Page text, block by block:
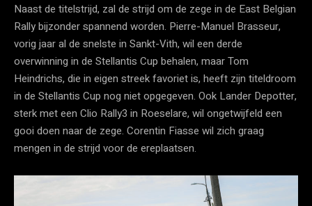
Naast de titelstrijd, zal de strijd om de zege in de East Belgian
Rally bijzonder spannend worden. Pierre-Manuel Brasseur,
vorig jaar al de snelste in Sankt-Vith, wil een derde
overwinning in de Stellantis Cup behalen, maar Tom
Heindrichs, die in eigen streek favoriet is, heeft zijn titeldroom
in de Stellantis Cup nog niet opgegeven. Ook Lander Depotter,
sterk met een Clio Rally3 in Roeselare, wil ongetwijfeld een
gooi doen naar de zege. Corentin Fiasse wil zich graag
mengen in de strijd voor de ereplaatsen.